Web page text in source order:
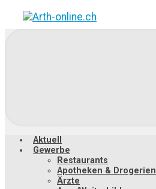
Zum
Hauptinhalt
Aktuell
Gewerbe
Restaurants
Apotheken & Drogerien
Ärzte